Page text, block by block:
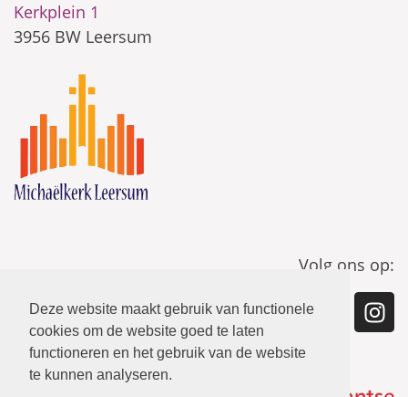
Deze website maakt gebruik van functionele
cookies om de website goed te laten
functioneren en het gebruik van de website
te kunnen analyseren.
Kerkplein 1
3956 BW Leersum
Volg ons op: